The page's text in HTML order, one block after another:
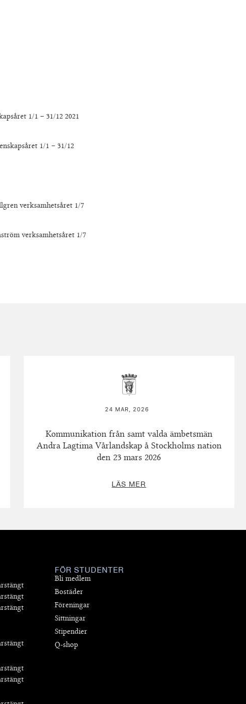
1/1 – 31/12 2021
1/1 – 31/12
verksamhetsåret 1/7
verksamhetsåret 1/7
24 MAR, 2026
Kommunikation från samt valda ämbetsmän
Andra Lagtima Vårlandskap å Stockholms nation
den 23 mars 2026
LÄS MER
FÖR STUDENTER
Bli medlem
Bostäder
Föreningar
Sittningar
Stipendier
Q-shop